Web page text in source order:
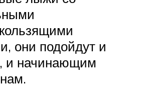
они подойдут и
и начинающим